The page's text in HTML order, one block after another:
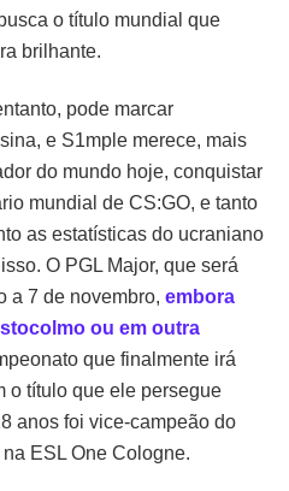
o título mundial que
brilhante.
pode marcar
e S1mple merece, mais
do mundo hoje, conquistar
mundial de CS:GO, e tanto
as estatísticas do ucraniano
O PGL Major, que será
a 7 de novembro, embora
ou em outra
que finalmente irá
o título que ele persegue
anos foi vice-campeão do
ESL One Cologne.